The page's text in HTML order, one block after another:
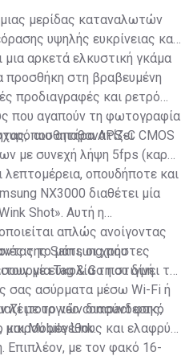
μιας μερίδας καταναλωτών
υψηλής ευκρίνειας και
μια αρκετά ελκυστική γκάμα
προσθήκη στη βραβευμένη
προδιαγραφές και ρετρό
που αγαπούν τη φωτογραφία
που απαθανατίζει
αισθητήρα APS-C CMOS
με συνεχή λήψη 5fps (καρέ
οπουδήποτε και
NX3000 διαθέτει μία
Shot». Αυτή η
απλώς ανοίγοντας
το μάτι, οι χρήστες
με ευκολία τη στιγμή.
της Samsung που
Tag & Go που δίνει τη
σας ασύρματα μέσω Wi-Fi ή
λειτουργιών διασύνδεσης,
Mobile Link.
με το νέο compact φακό
μεγέθους και ελαφρύς
Επιπλέον, με τον φακό 16-